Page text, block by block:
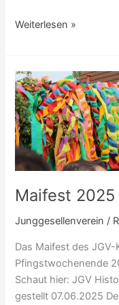
Weiterlesen »
Maifest 2025
Junggesellenverein /
Das Maifest des
Pfingstwochenende
Schaut hier: JGV
gestellt 07.06.2025
Maifest
2025